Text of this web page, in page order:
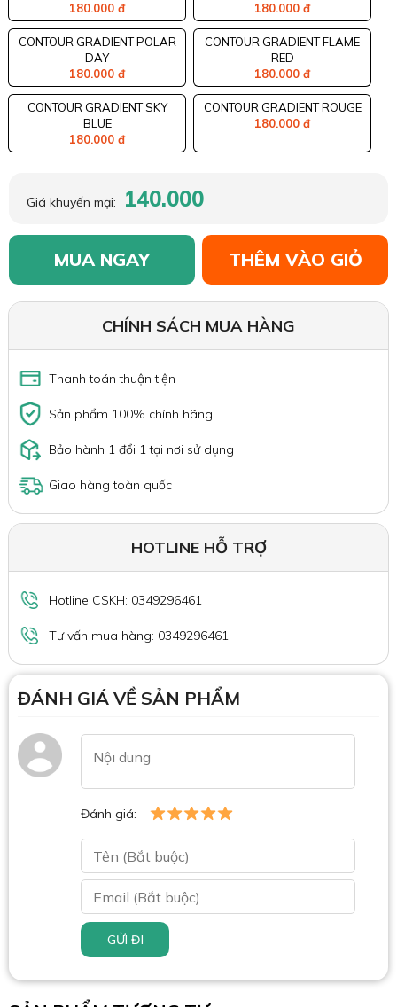
180.000 đ
180.000 đ
CONTOUR GRADIENT POLAR
DAY
180.000 đ
CONTOUR GRADIENT FLAME
RED
180.000 đ
CONTOUR GRADIENT SKY
BLUE
180.000 đ
CONTOUR GRADIENT ROUGE
180.000 đ
Giá khuyến mại: 140.000
MUA NGAY THÊM VÀO GIỎ
CHÍNH SÁCH MUA HÀNG
Thanh toán thuận tiện
Sản phẩm 100% chính hãng
Bảo hành 1 đổi 1 tại nơi sử dụng
Giao hàng toàn quốc
HOTLINE HỖ TRỢ
Hotline CSKH: 0349296461
Tư vấn mua hàng: 0349296461
ĐÁNH GIÁ VỀ SẢN PHẨM
Đánh giá:
GỬI ĐI